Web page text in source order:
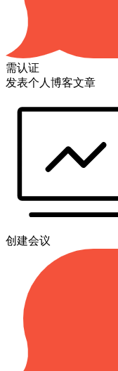
需认证
发表个人博客文章
创建会议